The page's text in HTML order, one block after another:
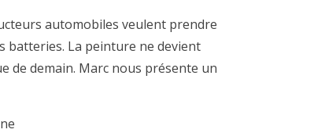
automobiles veulent prendre
batteries. La peinture ne devient
de demain. Marc nous présente un